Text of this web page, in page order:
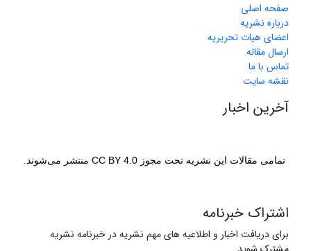
صفحه اصلی
درباره نشریه
اعضای هیات تحریریه
ارسال مقاله
تماس با ما
نقشه سایت
آخرین اخبار
تمامی مقالات این نشریه تحت مجوز CC BY 4.0 منتشر می‌شوند.
اشتراک خبرنامه
برای دریافت اخبار و اطلاعیه های مهم نشریه در خبرنامه نشریه